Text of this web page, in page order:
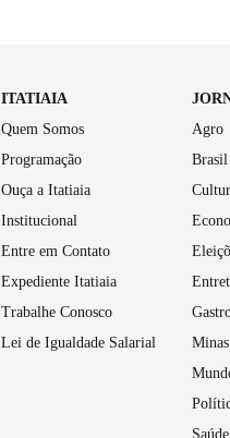
ITATIAIA
Quem Somos
Programação
Ouça a Itatiaia
Institucional
Entre em Contato
Expediente Itatiaia
Trabalhe Conosco
Lei de Igualdade Salarial
Agro
Brasil
Saúde